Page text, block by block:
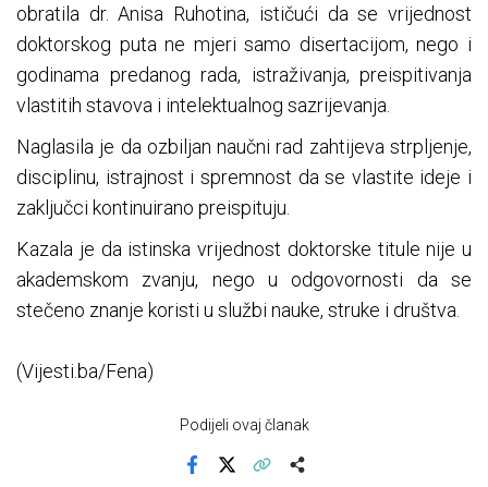
obratila dr. Anisa Ruhotina, ističući da se vrijednost
doktorskog puta ne mjeri samo disertacijom, nego i
godinama predanog rada, istraživanja, preispitivanja
vlastitih stavova i intelektualnog sazrijevanja.
Naglasila je da ozbiljan naučni rad zahtijeva strpljenje,
disciplinu, istrajnost i spremnost da se vlastite ideje i
zaključci kontinuirano preispituju.
Kazala je da istinska vrijednost doktorske titule nije u
akademskom zvanju, nego u odgovornosti da se
stečeno znanje koristi u službi nauke, struke i društva.
(Vijesti.ba/Fena)
Podijeli ovaj članak